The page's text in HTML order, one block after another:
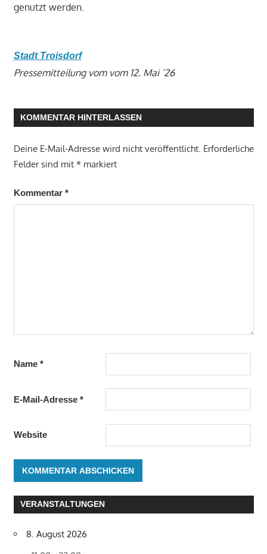
genutzt werden.
Stadt Troisdorf
Pressemitteilung vom vom 12. Mai ’26
KOMMENTAR HINTERLASSEN
Deine E-Mail-Adresse wird nicht veröffentlicht. Erforderliche
Felder sind mit *markiert
Kommentar *
Name *
E-Mail-Adresse *
Website
VERANSTALTUNGEN
8. August 2026